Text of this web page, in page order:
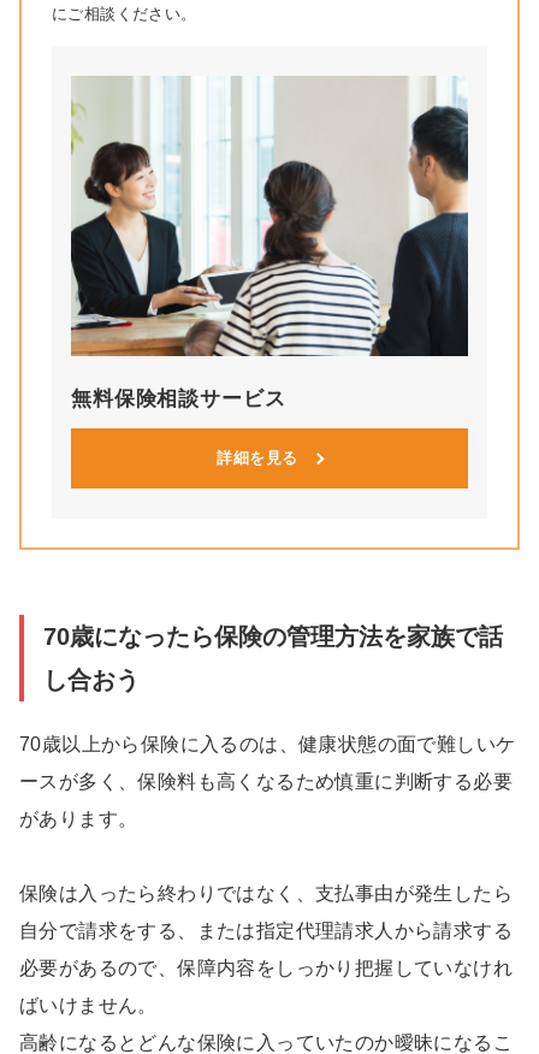
にご相談ください。
無料保険相談サービス
詳細を見る
70歳になったら保険の管理方法を家族で話
し合おう
70歳以上から保険に入るのは、健康状態の面で難しいケ
ースが多く、保険料も高くなるため慎重に判断する必要
があります。
保険は入ったら終わりではなく、支払事由が発生したら
自分で請求をする、または指定代理請求人から請求する
必要があるので、保障内容をしっかり把握していなけれ
ばいけません。
高齢になるとどんな保険に入っていたのか曖昧になるこ